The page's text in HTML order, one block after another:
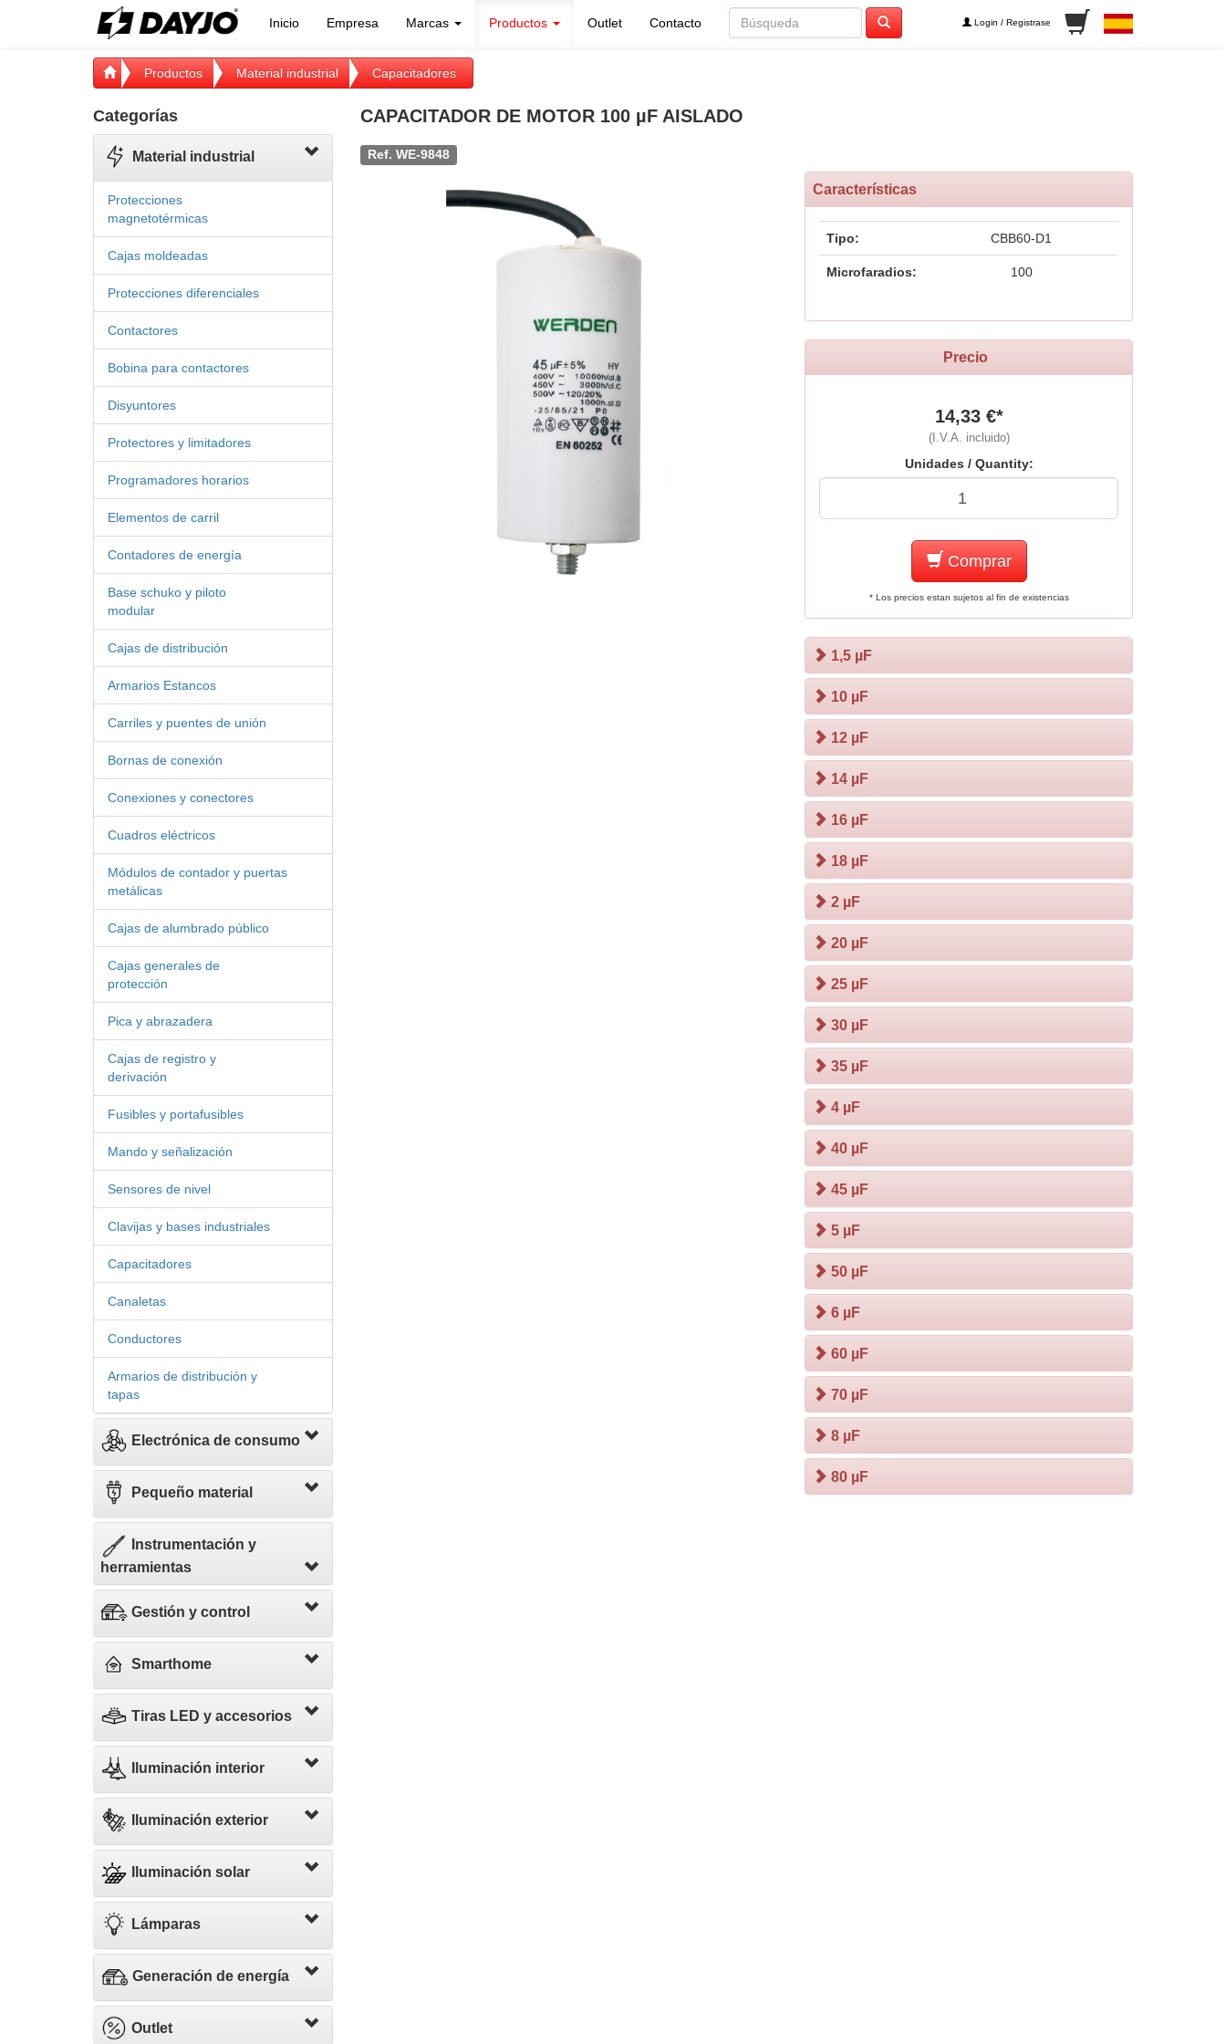
Inicio Empresa Marcas Productos Outlet Contacto Login / Registrase
Productos Material industrial Capacitadores
Categorías
Material industrial
Protecciones
magnetotérmicas
Cajas moldeadas
Protecciones diferenciales
Contactores
Bobina para contactores
Disyuntores
Protectores y limitadores
Programadores horarios
Elementos de carril
Contadores de energía
Base schuko y piloto
modular
Cajas de distribución
Armarios Estancos
Carriles y puentes de unión
Bornas de conexión
Conexiones y conectores
Cuadros eléctricos
Módulos de contador y puertas
metálicas
Cajas de alumbrado público
Cajas generales de
protección
Pica y abrazadera
Cajas de registro y
derivación
Fusibles y portafusibles
Mando y señalización
Sensores de nivel
Clavijas y bases industriales
Capacitadores
Canaletas
Conductores
Armarios de distribución y
tapas
Electrónica de consumo
Pequeño material
Instrumentación y
herramientas
Gestión y control
Smarthome
Tiras LED y accesorios
Iluminación interior
Iluminación exterior
Iluminación solar
Lámparas
Generación de energía
Outlet
CAPACITADOR DE MOTOR 100 µF AISLADO
Ref. WE-9848
Características
Tipo: CBB60-D1
Microfaradios: 100
Precio
14,33 €*
(I.V.A. incluido)
Unidades / Quantity:
Comprar
* Los precios estan sujetos al fin de existencias
1,5 µF
10 µF
12 µF
14 µF
16 µF
18 µF
2 µF
20 µF
25 µF
30 µF
35 µF
4 µF
40 µF
45 µF
5 µF
50 µF
6 µF
60 µF
70 µF
8 µF
80 µF